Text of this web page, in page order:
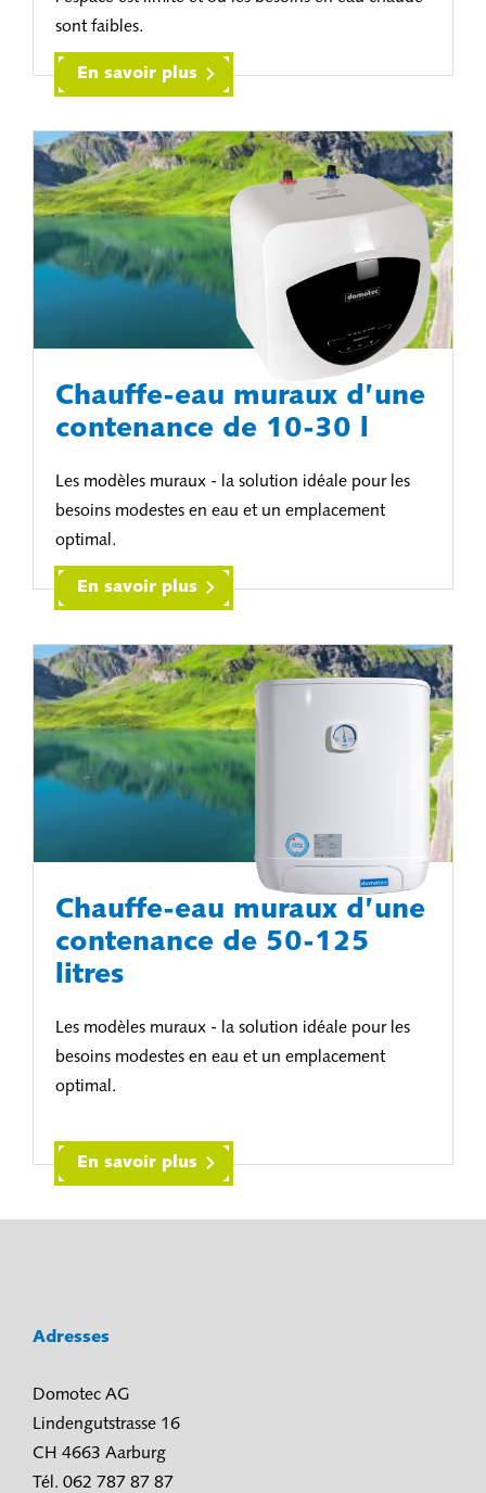
sont faibles.
En savoir plus
Chauffe-eau muraux d’une
contenance de 10-30 l
Les modèles muraux - la solution idéale pour les
besoins modestes en eau et un emplacement
optimal.
En savoir plus
Chauffe-eau muraux d’une
contenance de 50-125
litres
Les modèles muraux - la solution idéale pour les
besoins modestes en eau et un emplacement
optimal.
En savoir plus
Adresses
Domotec AG
Lindengutstrasse 16
CH 4663 Aarburg
Tél. 062 787 87 87